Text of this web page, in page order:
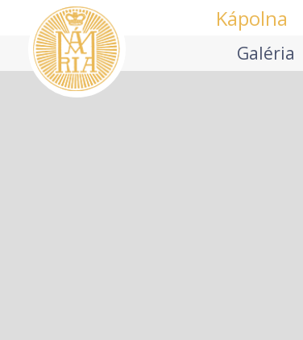
Kápolna
Galéria